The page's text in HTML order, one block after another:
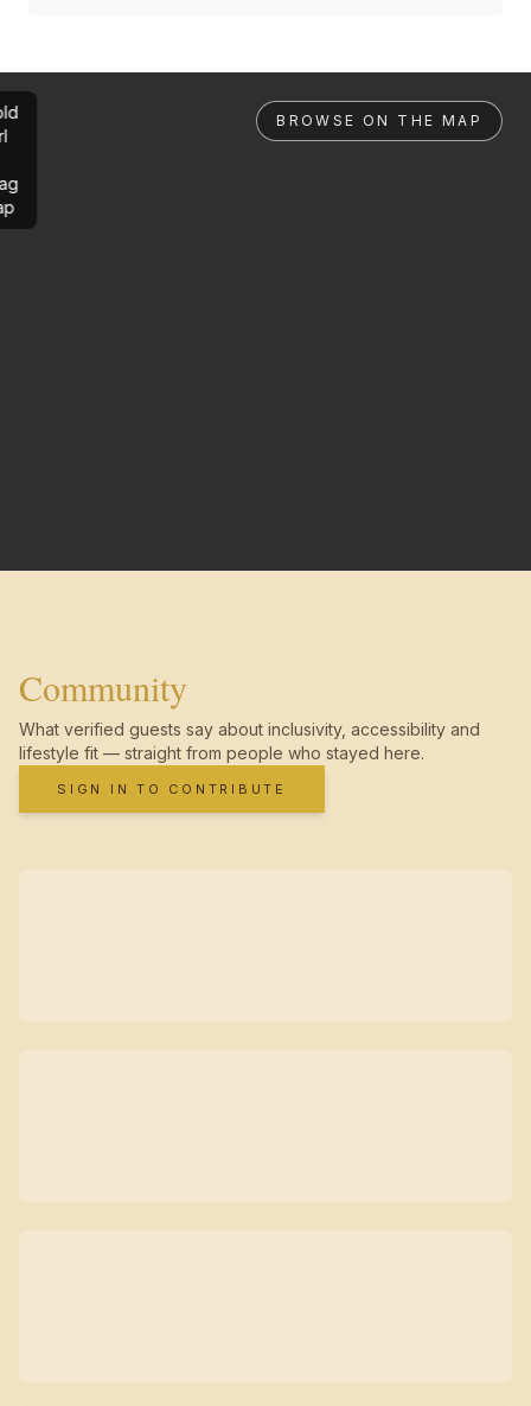
BROWSE ON THE MAP
Community
What verified guests say about inclusivity, accessibility and
lifestyle fit — straight from people who stayed here.
SIGN IN TO CONTRIBUTE